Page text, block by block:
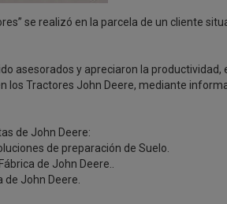
se realizó en la parcela de un cliente
asesorados y apreciaron la
los Tractores John Deere, mediante
de John Deere:
de preparación de Suelo.
de John Deere..
de John Deere.